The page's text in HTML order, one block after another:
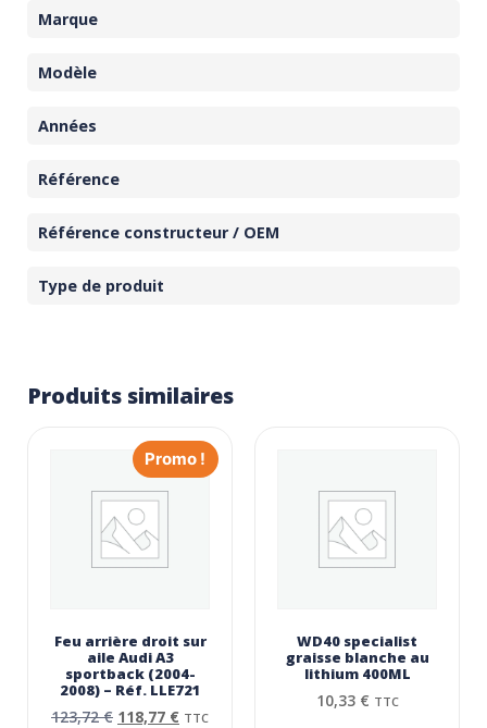
Marque
Modèle
Années
Référence
Référence constructeur / OEM
Type de produit
Produits similaires
Promo !
Feu arrière droit sur
aile Audi A3
sportback (2004-
2008) – Réf. LLE721
123,72€ 118,77 € TTC
WD40 specialist
graisse blanche au
lithium 400ML
10,33 € TTC